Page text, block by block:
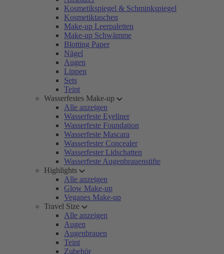
Kosmetikspiegel & Schminkspiegel
Kosmetiktaschen
Make-up Leerpaletten
Make-up Schwämme
Blotting Paper
Nägel
Augen
Lippen
Sets
Teint
Wasserfestes Make-up
Alle anzeigen
Wasserfeste Eyeliner
Wasserfeste Foundation
Wasserfeste Mascara
Wasserfester Concealer
Wasserfester Lidschatten
Wasserfeste Augenbrauenstifte
Highlights
Alle anzeigen
Glow Make-up
Veganes Make-up
Travel Size
Alle anzeigen
Augen
Augenbrauen
Teint
Zubehör